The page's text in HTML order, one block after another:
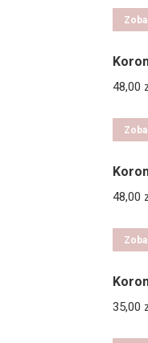
48,00
48,00
35,00